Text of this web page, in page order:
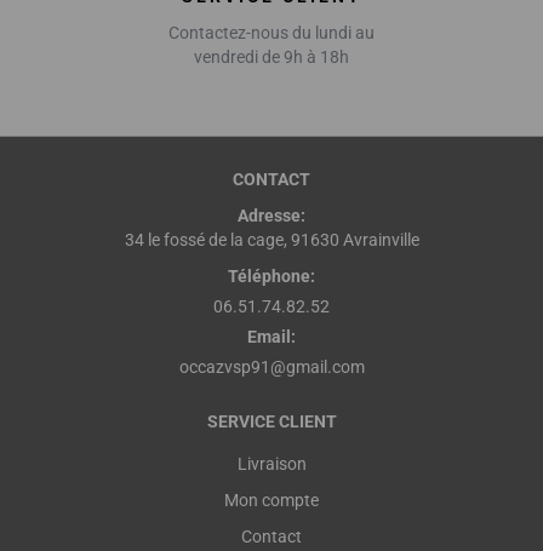
Contactez-nous du lundi au
vendredi de 9h à 18h
CONTACT
Adresse:
34 le fossé de la cage, 91630 Avrainville
Téléphone:
06.51.74.82.52
Email:
occazvsp91@gmail.com
SERVICE CLIENT
Livraison
Mon compte
Contact